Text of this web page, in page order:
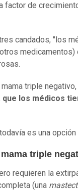
factor de
candados, "los
medicamentos)
triple
los médicos
es una opción
triple
requieren la
(una